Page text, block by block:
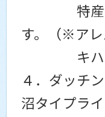
特産素材
す。（※ア
キハ205
４．ダッチ
沼タイプラ